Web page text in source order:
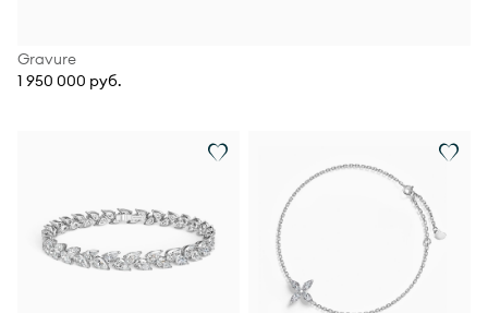
Gravure
1 950 000 руб.